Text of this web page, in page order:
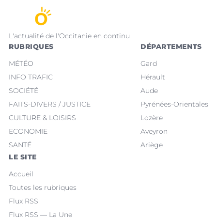
L'actualité de l'Occitanie en continu
RUBRIQUES
MÉTÉO
INFO TRAFIC
SOCIÉTÉ
FAITS-DIVERS / JUSTICE
CULTURE & LOISIRS
ECONOMIE
SANTÉ
DÉPARTEMENTS
Gard
Hérault
Aude
Pyrénées-Orientales
Lozère
Aveyron
Ariège
LE SITE
Accueil
Toutes les rubriques
Flux RSS
Flux RSS — La Une